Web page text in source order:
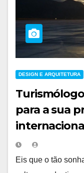
DESIGN E ARQUITETURA
para a sua
Eis que o tão